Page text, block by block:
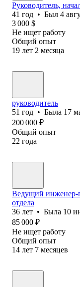
Pуководитель,
41 год • Был 4
3 000 $
Не ищет работу
Общий опыт
19 лет 2 месяца
руководитель
51 год • Была 17
200 000 ₽
Общий опыт
22 года
Ведущий инженер-
отдела
36 лет • Была 10
85 000 ₽
Не ищет работу
Общий опыт
14 лет 7 месяцев